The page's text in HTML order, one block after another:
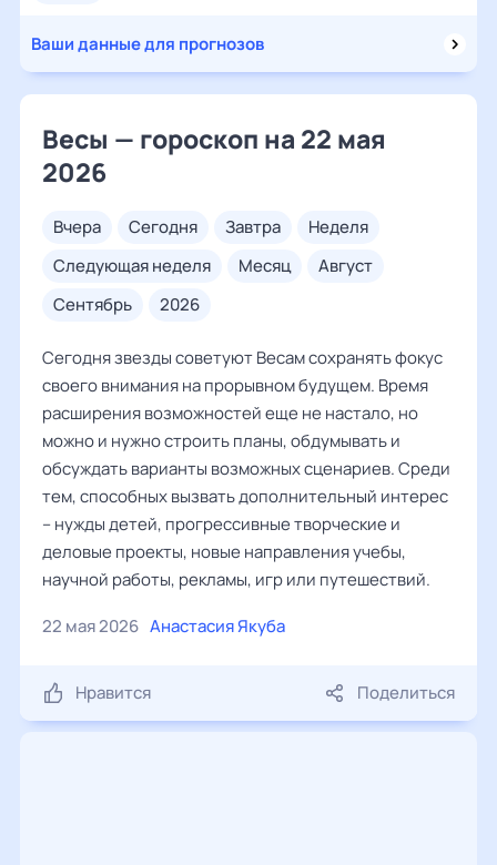
Ваши данные для прогнозов
Весы — гороскоп на 22 мая
2026
вчера сегодня завтра
неделя
следующая неделя
месяц
август
сентябрь
2026
Сегодня звезды советуют Весам сохранять фокус
своего внимания на прорывном будущем. Время
расширения возможностей еще не настало, но
можно и нужно строить планы, обдумывать и
обсуждать варианты возможных сценариев. Среди
тем, способных вызвать дополнительный интерес
– нужды детей, прогрессивные творческие и
деловые проекты, новые направления учебы,
научной работы, рекламы, игр или путешествий.
22 мая 2026 Анастасия Якуба
Нравится Поделиться